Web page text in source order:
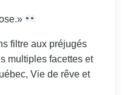
filtre aux préjugés
multiples facettes et
Vie de rêve et